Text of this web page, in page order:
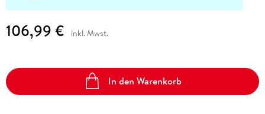
106,99 € inkl. Mwst.
In den Warenkorb